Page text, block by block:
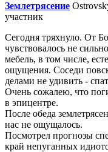
Землетрясение
участник
Сегодня тряхнуло. От
чувствовалось не
мебель, в том числе,
ощущения. Соседи
делами не удивить -
Очень сожалею, что
в эпицентре.
После обеда
нас не ощущалось.
Посмотрел прогнозы
край непуганных